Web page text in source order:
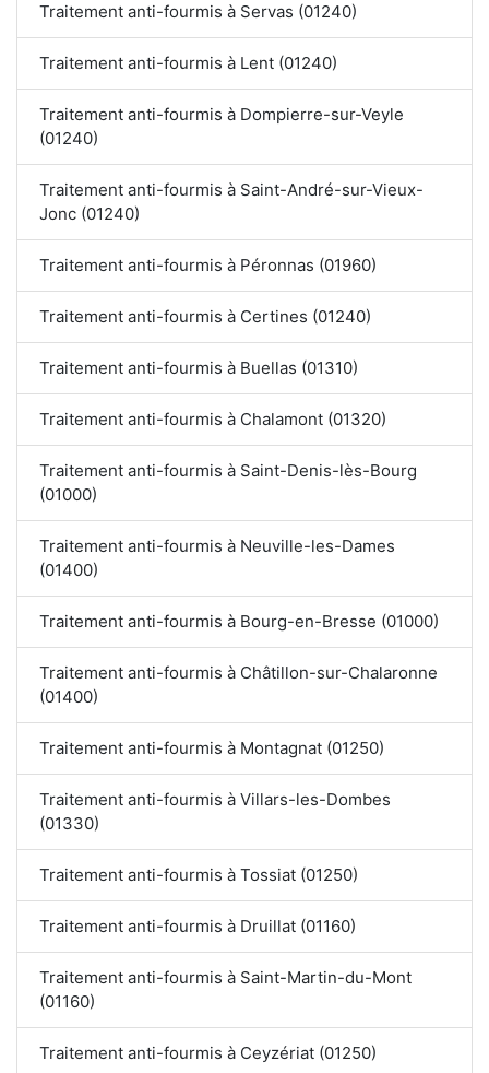
Traitement anti-fourmis à Servas (01240)
Traitement anti-fourmis à Lent (01240)
Traitement anti-fourmis à Dompierre-sur-Veyle
(01240)
Traitement anti-fourmis à Saint-André-sur-Vieux-
Jonc (01240)
Traitement anti-fourmis à Péronnas (01960)
Traitement anti-fourmis à Certines (01240)
Traitement anti-fourmis à Buellas (01310)
Traitement anti-fourmis à Chalamont (01320)
Traitement anti-fourmis à Saint-Denis-lès-Bourg
(01000)
Traitement anti-fourmis à Neuville-les-Dames
(01400)
Traitement anti-fourmis à Bourg-en-Bresse (01000)
Traitement anti-fourmis à Châtillon-sur-Chalaronne
(01400)
Traitement anti-fourmis à Montagnat (01250)
Traitement anti-fourmis à Villars-les-Dombes
(01330)
Traitement anti-fourmis à Tossiat (01250)
Traitement anti-fourmis à Druillat (01160)
Traitement anti-fourmis à Saint-Martin-du-Mont
(01160)
Traitement anti-fourmis à Ceyzériat (01250)